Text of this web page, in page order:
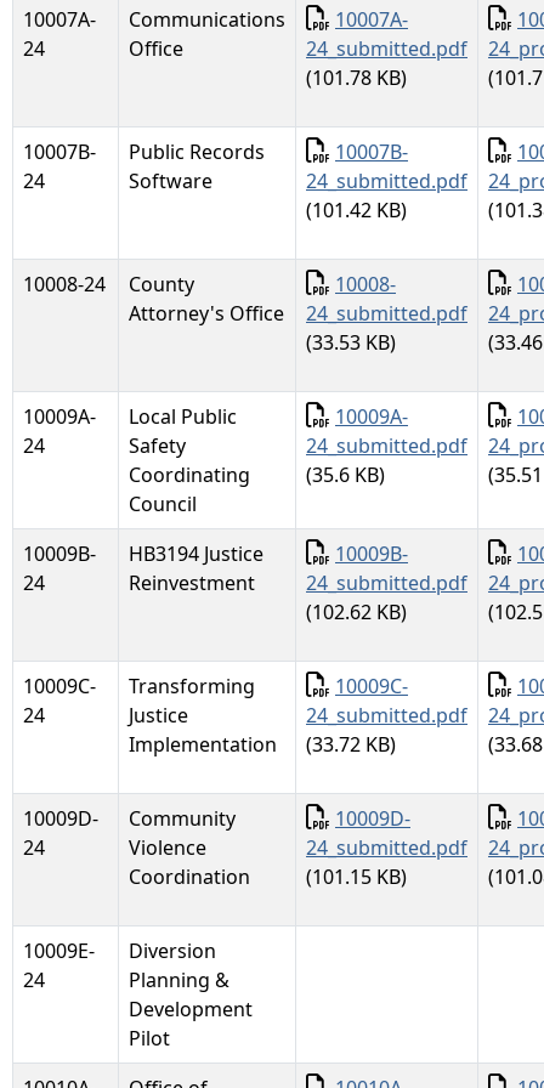
10007A-
24
Communications
Office
Documento
10007A-
24_submitted.pdf
(101.78 KB)
10007B-
24
Public Records
Software
Documento
10007B-
24_submitted.pdf
(101.42 KB)
10008-24
County
Attorney's Office
Documento
10008-
24_submitted.pdf
(33.53 KB)
10009A-
24
Local Public
Safety
Coordinating
Council
Documento
10009A-
24_submitted.pdf
(35.6 KB)
10009B-
24
HB3194 Justice
Reinvestment
Documento
10009B-
24_submitted.pdf
(102.62 KB)
10009C-
24
Transforming
Justice
Implementation
Documento
10009C-
24_submitted.pdf
(33.72 KB)
10009D-
24
Community
Violence
Coordination
Documento
10009D-
24_submitted.pdf
(101.15 KB)
10009E-
24
Diversion
Planning &
Development
Pilot